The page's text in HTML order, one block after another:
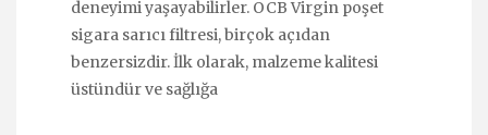
deneyimi yaşayabilirler. OCB Virgin poşet
sigara sarıcı filtresi, birçok açıdan
benzersizdir. İlk olarak, malzeme kalitesi
üstündür ve sağlığa